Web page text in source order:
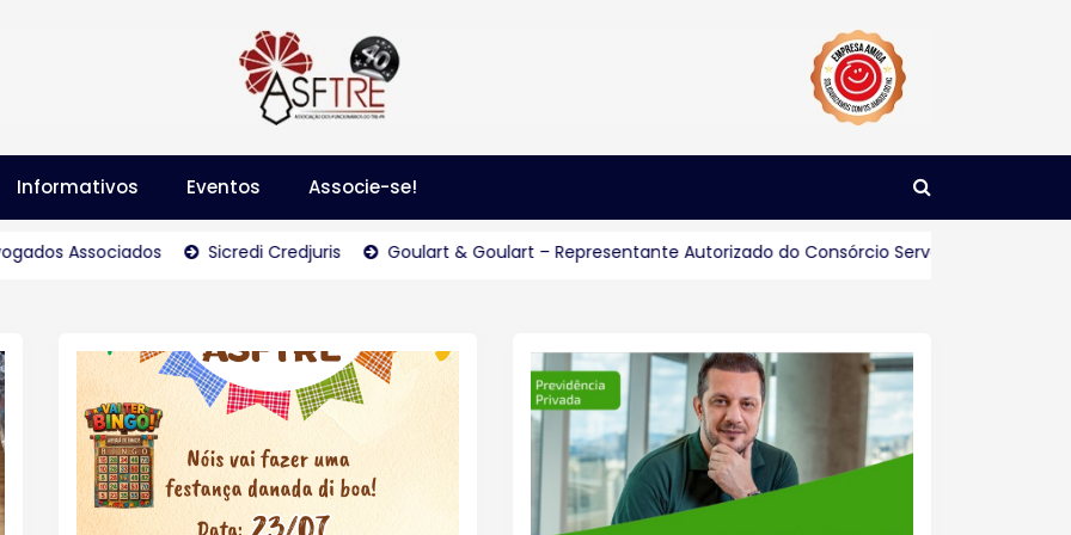
Informativos Eventos Associe-se!
Associados Sicredi Credjuris Goulart & Goulart – Representante Autorizado do Consórcio Servopa